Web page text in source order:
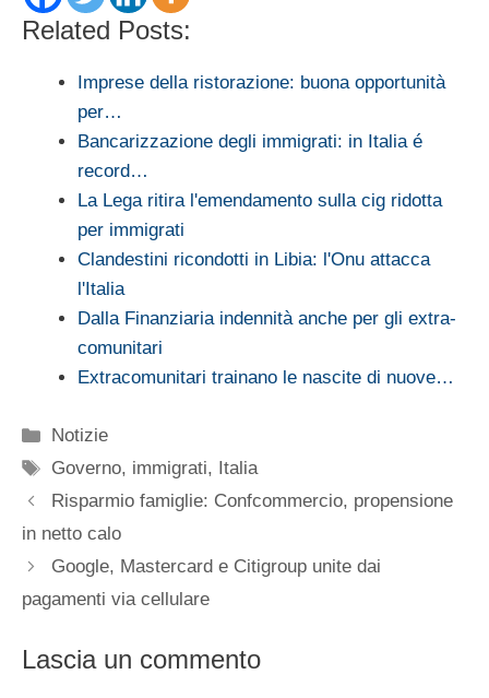
Related Posts:
Imprese della ristorazione: buona opportunità
per…
Bancarizzazione degli immigrati: in Italia é
record…
La Lega ritira l'emendamento sulla cig ridotta
per immigrati
Clandestini ricondotti in Libia: l'Onu attacca
l'Italia
Dalla Finanziaria indennità anche per gli extra-
comunitari
Extracomunitari trainano le nascite di nuove…
Categorie
Notizie
Tag
Governo, immigrati, Italia
Risparmio famiglie: Confcommercio, propensione
in netto calo
Google, Mastercard e Citigroup unite dai
pagamenti via cellulare
Lascia un commento